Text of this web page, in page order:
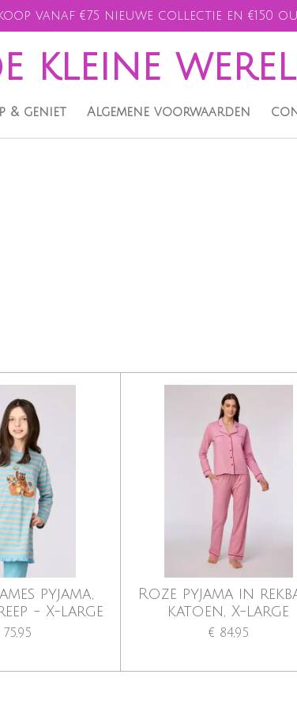
vanaf €75 nieuwe collectie en €150
kleine
& geniet Algemene voorwaarden
pyjama,
- X-large
Roze pyjama in
katoen, X-large
€ 84,95